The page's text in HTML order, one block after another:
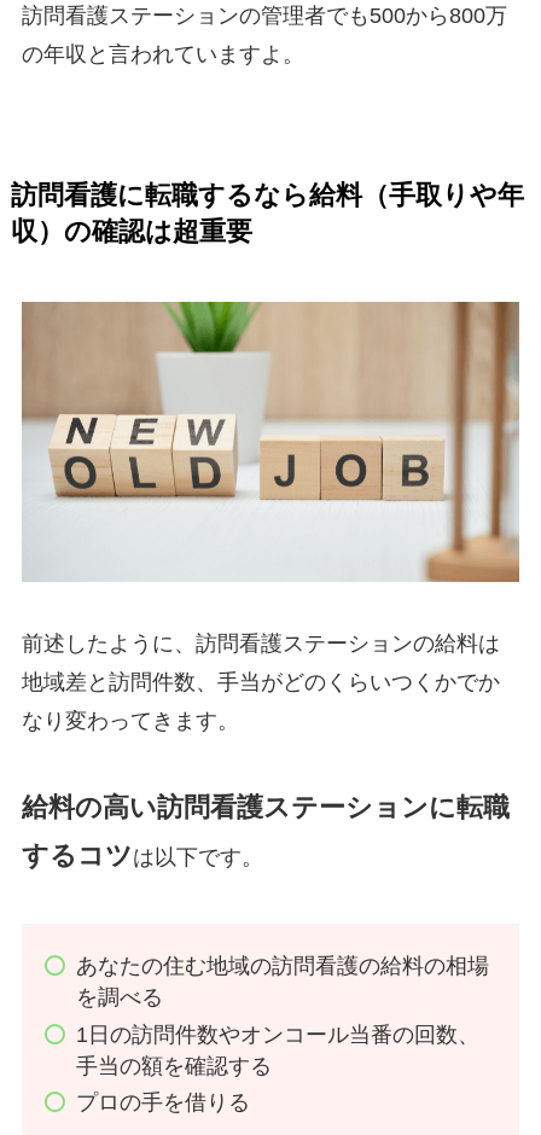
訪問看護ステーションの管理者でも500から800万
の年収と言われていますよ。
訪問看護に転職するなら給料（手取りや年
収）の確認は超重要
前述したように、訪問看護ステーションの給料は
地域差と訪問件数、手当がどのくらいつくかでか
なり変わってきます。
給料の高い訪問看護ステーションに転職
するコツは以下です。
あなたの住む地域の訪問看護の給料の相場
を調べる
1日の訪問件数やオンコール当番の回数、
手当の額を確認する
プロの手を借りる